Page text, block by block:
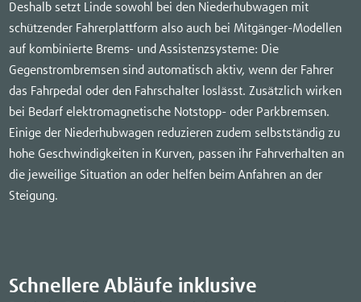
Deshalb setzt Linde sowohl bei den Niederhubwagen mit
schützender Fahrerplattform also auch bei Mitgänger-Modellen
auf kombinierte Brems- und Assistenzsysteme: Die
Gegenstrombremsen sind automatisch aktiv, wenn der Fahrer
das Fahrpedal oder den Fahrschalter loslässt. Zusätzlich wirken
bei Bedarf elektromagnetische Notstopp- oder Parkbremsen.
Einige der Niederhubwagen reduzieren zudem selbstständig zu
hohe Geschwindigkeiten in Kurven, passen ihr Fahrverhalten an
die jeweilige Situation an oder helfen beim Anfahren an der
Steigung.
Schnellere Abläufe inklusive